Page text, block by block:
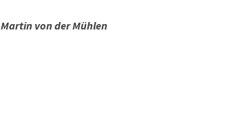
Martin von der Mühlen